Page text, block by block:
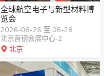
全球航空电子与新型材料博
览会
2026-06-26 至 06-28
北京首钢会展中心-2
北京